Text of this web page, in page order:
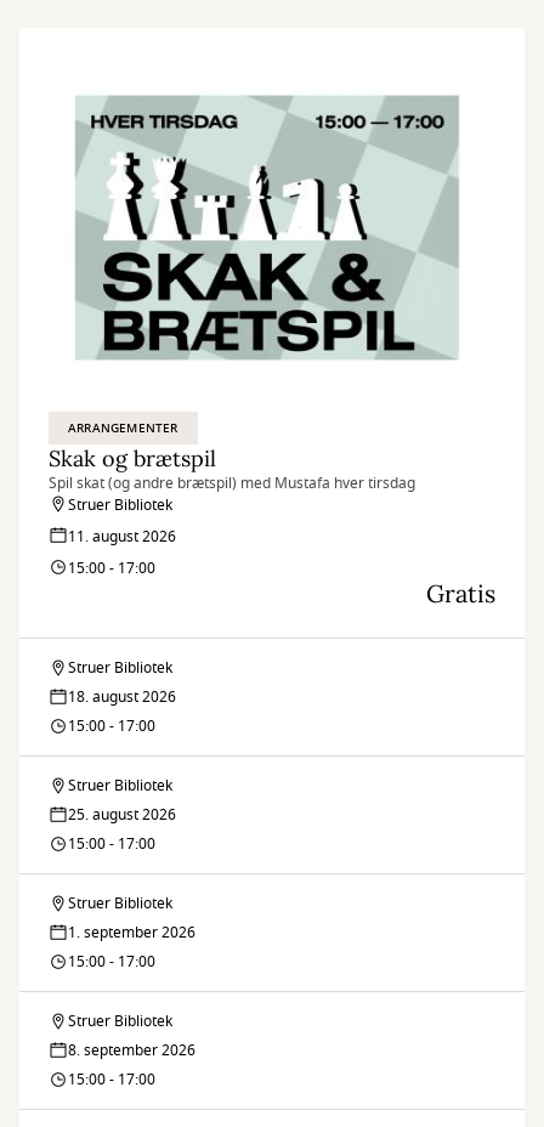
ARRANGEMENTER
Skak og brætspil
Spil skat (og andre brætspil) med Mustafa hver tirsdag
Struer Bibliotek
11. august 2026
15:00 - 17:00
Gratis
Skak
og
Struer Bibliotek
18. august 2026
15:00 - 17:00
Skak
og
Struer Bibliotek
25. august 2026
15:00 - 17:00
Skak
og
Struer Bibliotek
1. september 2026
15:00 - 17:00
Skak
og
Struer Bibliotek
8. september 2026
15:00 - 17:00